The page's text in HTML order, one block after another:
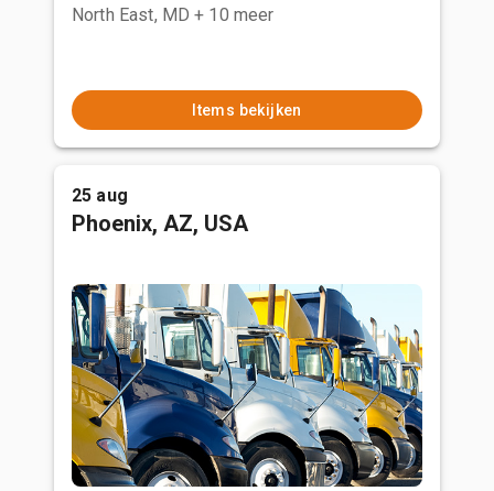
North East, MD + 10 meer
Items bekijken
25 aug
Phoenix, AZ, USA